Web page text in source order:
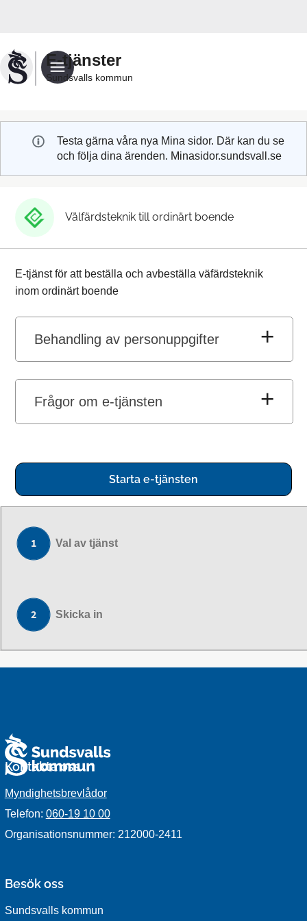
Sundsvalls
kommuns
e-
E-tjänster
Sundsvalls kommun
Testa gärna våra nya Mina sidor. Där kan du se
och följa dina ärenden. Minasidor.sundsvall.se
Välfärdsteknik till ordinärt boende
E-tjänst för att beställa och avbeställa väfärdsteknik
inom ordinärt boende
Behandling av personuppgifter
Frågor om e-tjänsten
Starta e-tjänsten
Val av tjänst
Skicka in
Kontakta oss
Myndighetsbrevlådor
Telefon: 060-19 10 00
Organisationsnummer: 212000-2411
Besök oss
Sundsvalls kommun